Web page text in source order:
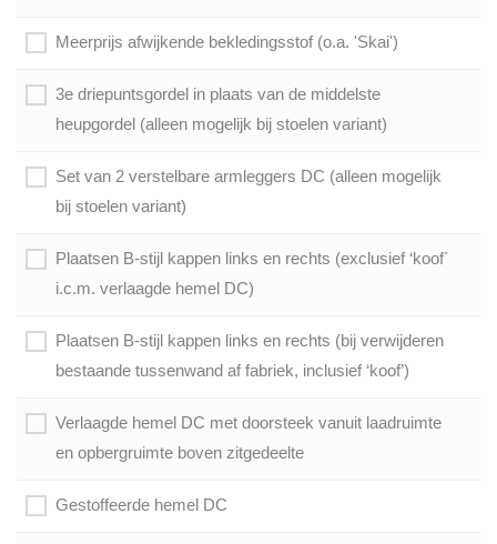
Meerprijs afwijkende bekledingsstof (o.a. 'Skai')
3e driepuntsgordel in plaats van de middelste
heupgordel (alleen mogelijk bij stoelen variant)
Set van 2 verstelbare armleggers DC (alleen mogelijk
bij stoelen variant)
Plaatsen B-stijl kappen links en rechts (exclusief ‘koof´
i.c.m. verlaagde hemel DC)
Plaatsen B-stijl kappen links en rechts (bij verwijderen
bestaande tussenwand af fabriek, inclusief ‘koof’)
Verlaagde hemel DC met doorsteek vanuit laadruimte
en opbergruimte boven zitgedeelte
Gestoffeerde hemel DC